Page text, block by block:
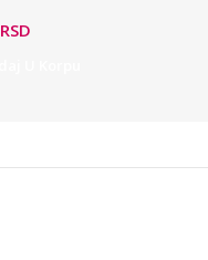
RSD